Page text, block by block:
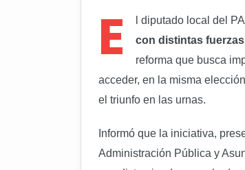
E l diputado local del
con distintas
reforma que busca
acceder, en la misma
el triunfo en las urnas.
Informó que la iniciativa,
Administración Pública y